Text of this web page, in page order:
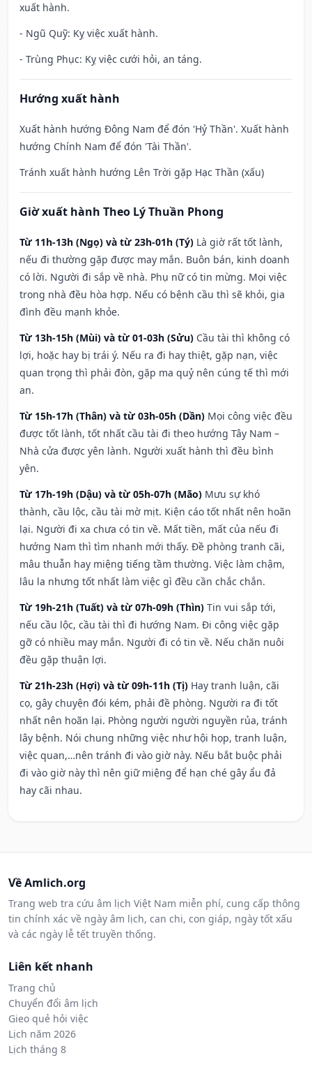
xuất hành.
- Ngũ Quỹ: Kỵ việc xuất hành.
- Trùng Phục: Kỵ việc cưới hỏi, an táng.
Hướng xuất hành
Xuất hành hướng Đông Nam để đón 'Hỷ Thần'. Xuất hành
hướng Chính Nam để đón 'Tài Thần'.
Tránh xuất hành hướng Lên Trời gặp Hạc Thần (xấu)
Giờ xuất hành Theo Lý Thuần Phong
Từ 11h-13h (Ngọ) và từ 23h-01h (Tý) Là giờ rất tốt lành,
nếu đi thường gặp được may mắn. Buôn bán, kinh doanh
có lời. Người đi sắp về nhà. Phụ nữ có tin mừng. Mọi việc
trong nhà đều hòa hợp. Nếu có bệnh cầu thì sẽ khỏi, gia
đình đều mạnh khỏe.
Từ 13h-15h (Mùi) và từ 01-03h (Sửu) Cầu tài thì không có
lợi, hoặc hay bị trái ý. Nếu ra đi hay thiệt, gặp nạn, việc
quan trọng thì phải đòn, gặp ma quỷ nên cúng tế thì mới
an.
Từ 15h-17h (Thân) và từ 03h-05h (Dần) Mọi công việc đều
được tốt lành, tốt nhất cầu tài đi theo hướng Tây Nam –
Nhà cửa được yên lành. Người xuất hành thì đều bình
yên.
Từ 17h-19h (Dậu) và từ 05h-07h (Mão) Mưu sự khó
thành, cầu lộc, cầu tài mờ mịt. Kiện cáo tốt nhất nên hoãn
lại. Người đi xa chưa có tin về. Mất tiền, mất của nếu đi
hướng Nam thì tìm nhanh mới thấy. Đề phòng tranh cãi,
mâu thuẫn hay miệng tiếng tầm thường. Việc làm chậm,
lâu la nhưng tốt nhất làm việc gì đều cần chắc chắn.
Từ 19h-21h (Tuất) và từ 07h-09h (Thìn) Tin vui sắp tới,
nếu cầu lộc, cầu tài thì đi hướng Nam. Đi công việc gặp
gỡ có nhiều may mắn. Người đi có tin về. Nếu chăn nuôi
đều gặp thuận lợi.
Từ 21h-23h (Hợi) và từ 09h-11h (Tị) Hay tranh luận, cãi
cọ, gây chuyện đói kém, phải đề phòng. Người ra đi tốt
nhất nên hoãn lại. Phòng người người nguyền rủa, tránh
lây bệnh. Nói chung những việc như hội họp, tranh luận,
việc quan,…nên tránh đi vào giờ này. Nếu bắt buộc phải
đi vào giờ này thì nên giữ miệng để hạn ché gây ẩu đả
hay cãi nhau.
Về Amlich.org
Trang web tra cứu âm lịch Việt Nam miễn phí, cung cấp thông
tin chính xác về ngày âm lịch, can chi, con giáp, ngày tốt xấu
và các ngày lễ tết truyền thống.
Liên kết nhanh
Trang chủ
Chuyển đổi âm lịch
Gieo quẻ hỏi việc
Lịch năm 2026
Lịch tháng 8